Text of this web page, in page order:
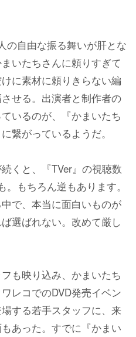
の自由な振る舞いが肝とな
いたちさんに頼りすぎて
に素材に頼りきらない編
せる。出演者と制作者の
いるのが、『かまいたち
繋がっているようだ。
くと、『TVer』の視聴数
もちろん逆もあります。
で、本当に面白いものが
選ばれない。改めて厳し
も映り込み、かまいたち
レコでのDVD発売イベン
する若手スタッフに、来
あった。すでに『かまい